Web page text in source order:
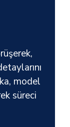
model
süreci